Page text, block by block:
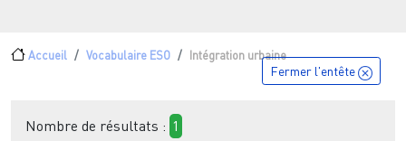
Fil d'Ariane
Accueil Vocabulaire ESO Intégration urbaine
Fermer l'entête
Nombre de résultats : 1